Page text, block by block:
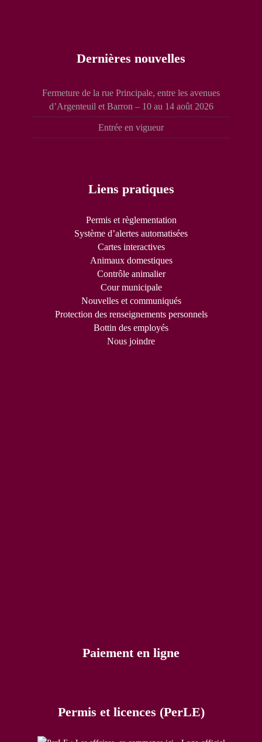
Dernières nouvelles
Fermeture de la rue Principale, entre les avenues
d’Argenteuil et Barron – 10 au 14 août 2026
Entrée en vigueur
Liens pratiques
Permis et règlementation
Système d’alertes automatisées
Cartes interactives
Animaux domestiques
Contrôle animalier
Cour municipale
Nouvelles et communiqués
Protection des renseignements personnels
Bottin des employés
Nous joindre
Paiement en ligne
Permis et licences (PerLE)